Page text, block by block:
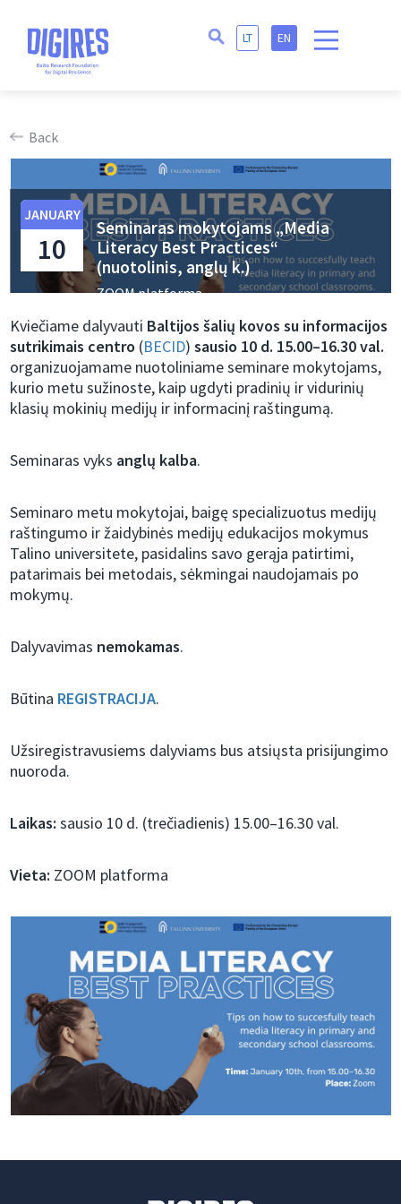
LT EN
Back
JANUARY
10
Seminaras mokytojams „Media
Literacy Best Practices“
(nuotolinis, anglų k.)
ZOOM platforma
Kviečiame dalyvauti Baltijos šalių kovos su informacijos
sutrikimais centro (BECID)sausio 10 d. 15.00–16.30 val.
organizuojamame nuotoliniame seminare mokytojams,
kurio metu sužinoste, kaip ugdyti pradinių ir vidurinių
klasių mokinių medijų ir informacinį raštingumą.
Seminaras vyks anglų kalba.
Seminaro metu mokytojai, baigę specializuotus medijų
raštingumo ir žaidybinės medijų edukacijos mokymus
Talino universitete, pasidalins savo gerąja patirtimi,
patarimais bei metodais, sėkmingai naudojamais po
mokymų.
Dalyvavimas nemokamas.
Būtina REGISTRACIJA.
Užsiregistravusiems dalyviams bus atsiųsta prisijungimo
nuoroda.
Laikas: sausio 10 d. (trečiadienis) 15.00–16.30 val.
Vieta: ZOOM platforma